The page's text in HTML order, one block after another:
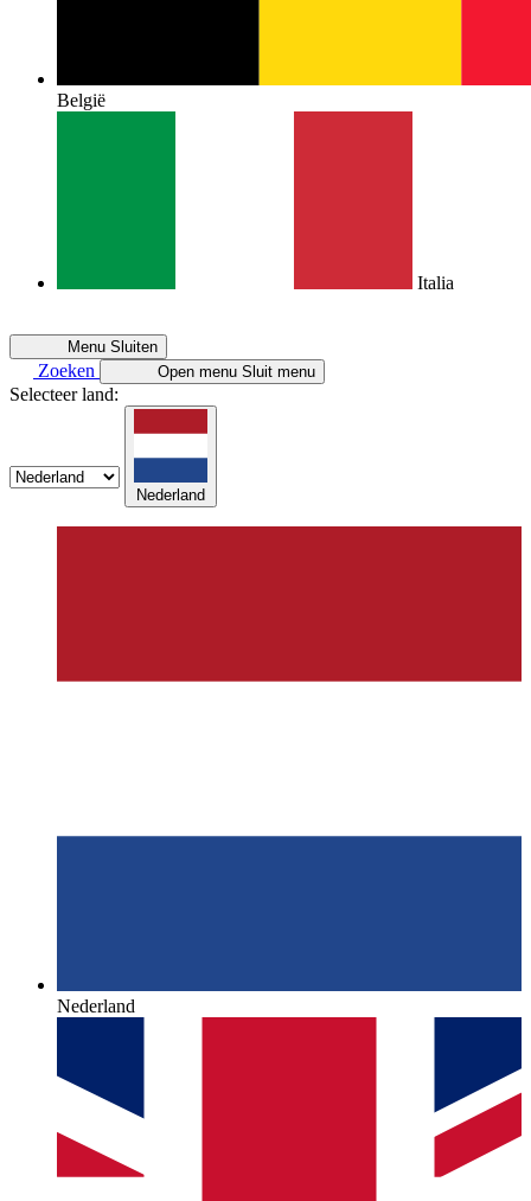
België
Italia
Menu Sluiten
Zoeken Open menu Sluit menu
Selecteer land:
Nederland
Nederland